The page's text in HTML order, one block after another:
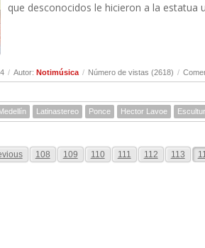
que desconocidos le hicieron a la estatua
/ Autor: Notimúsica / Número de vistas (2618) /
Latinastereo Ponce Hector Lavoe
108 109 110 111 112 113